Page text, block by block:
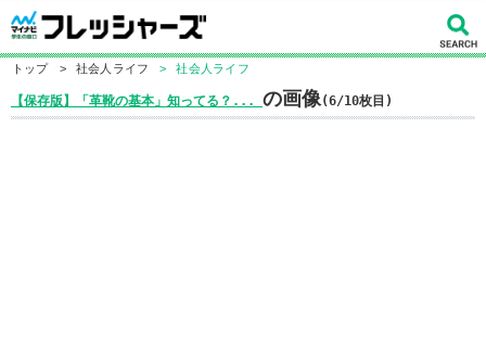
トップ > 社会人ライフ > 社会人ライフ
【保存版】「革靴の基本」知ってる？... の画像(6/10枚目)